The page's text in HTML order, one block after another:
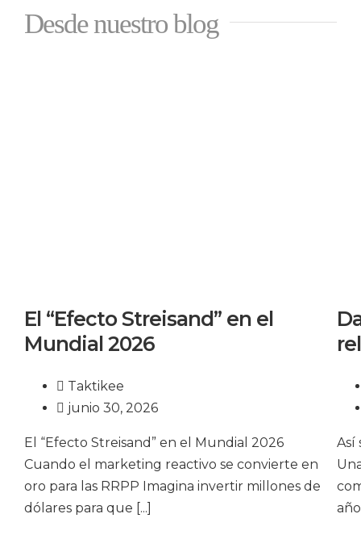
Desde nuestro blog
El “Efecto Streisand” en el
Mundial 2026
Taktikee
junio 30, 2026
El “Efecto Streisand” en el Mundial 2026
Cuando el marketing reactivo se convierte en
oro para las RRPP Imagina invertir millones de
dólares para que [...]
Así